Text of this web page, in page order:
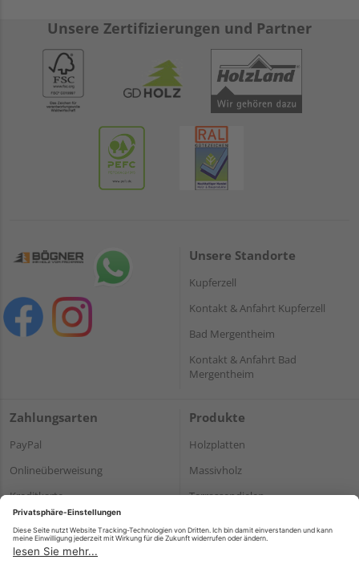
Unsere Zertifizierungen und Partner
Unsere Standorte
Kupferzell
Kontakt & Anfahrt Kupferzell
Bad Mergentheim
Kontakt & Anfahrt Bad
Mergentheim
Zahlungsarten
PayPal
Onlineüberweisung
Kreditkarte
Rechnung*
*Bonität vorausgesetzt
Produkte
Holzplatten
Massivholz
Terrassendielen